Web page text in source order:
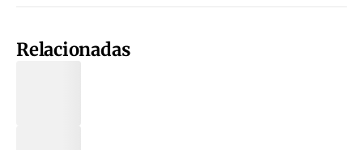
Relacionadas